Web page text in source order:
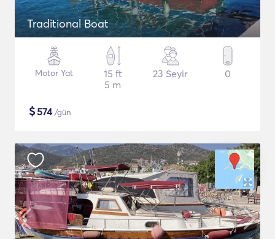
Traditional Boat
Motor Yat
15 ft
5 m
23 Seyir 0
$574/gün